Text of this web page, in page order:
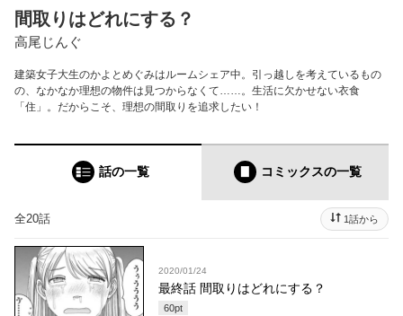
間取りはどれにする？
高尾じんぐ
建築女子大生のかよとめぐみはルームシェア中。引っ越しを考えているもの
の、なかなか理想の物件は見つからなくて……。生活に欠かせない衣食
「住」。だからこそ、理想の間取りを追求したい！
話の一覧 コミックスの一覧
全20話 1話から
2020/01/24
最終話 間取りはどれにする？
60pt